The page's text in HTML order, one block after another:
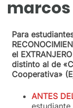
Para
el
distinto al de
Cooperativa»
ANTES